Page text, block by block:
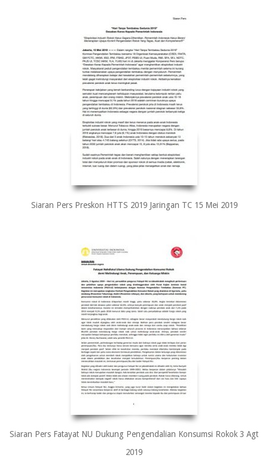
Siaran Pers Preskon HTTS 2019 Jaringan TC 15 Mei 2019
Siaran Pers Fatayat NU Dukung Pengendalian Konsumsi Rokok 3 Agt
2019